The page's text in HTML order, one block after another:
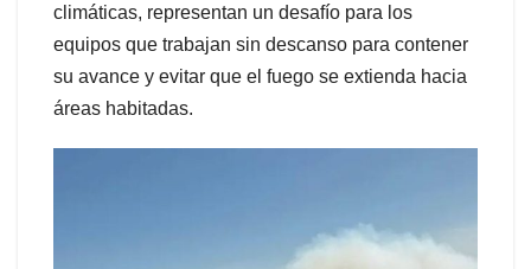
climáticas, representan un desafío para los
equipos que trabajan sin descanso para contener
su avance y evitar que el fuego se extienda hacia
áreas habitadas.